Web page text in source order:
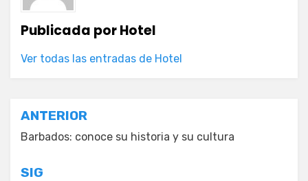
Publicada porHotel
Ver todas las entradas de Hotel
Navegación
de
entradas
ANTERIOR
Barbados: conoce su historia y su cultura
SIG